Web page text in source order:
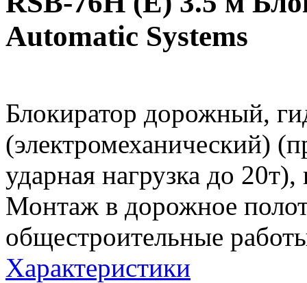
Automatic Systems
Блокиратор дорожный,
(электромеханический)
ударная нагрузка до
Монтаж в дорожное
общестроительные
Характеристики